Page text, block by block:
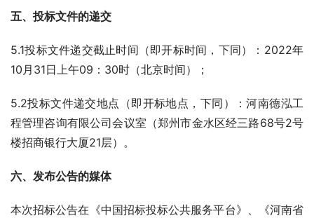
五、投标文件的递交
5.1投标文件递交截止时间（即开标时间，下同）：2022年
10月31日上午09：30时（北京时间）；
5.2投标文件递交地点（即开标地点，下同）：河南德泓工
程管理咨询有限公司会议室（郑州市金水区经三路68号2号
楼招商银行大厦21层）。
六、发布公告的媒体
本次招标公告在《中国招标投标公共服务平台》、《河南省